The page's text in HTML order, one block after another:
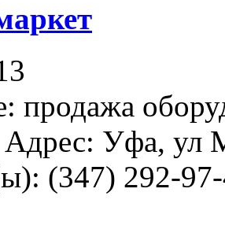
продажа
Адрес: Уфа, ул
(347) 292-